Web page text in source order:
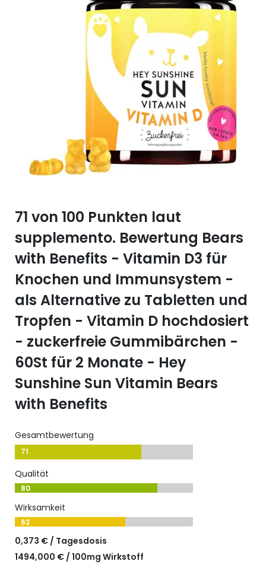
Selen (Se)
Silicium (Si)
Zink (Zn)
Vitamin B12
Vitamin C
Vitamin D
Vitamin E
Vitamin K
Vitamin Q (Q10)
71 von 100 Punkten laut
supplemento. Bewertung Bears
with Benefits - Vitamin D3 für
Knochen und Immunsystem -
als Alternative zu Tabletten und
Tropfen - Vitamin D hochdosiert
- zuckerfreie Gummibärchen -
60St für 2 Monate - Hey
Sunshine Sun Vitamin Bears
with Benefits
Gesamtbewertung
71
Qualität
80
Wirksamkeit
62
0,373 € / Tagesdosis
1494,000 € / 100mg Wirkstoff